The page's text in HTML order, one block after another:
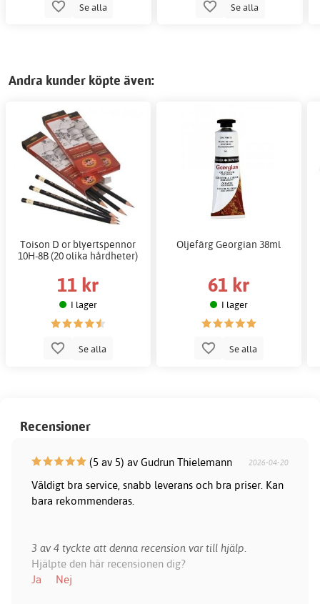
Se alla Se alla
Andra kunder köpte även:
Toison D or blyertspennor
10H-8B (20 olika hårdheter)
11 kr
I lager
Se alla
Oljefärg Georgian 38ml
61 kr
I lager
Se alla
Recensioner
(5 av 5) av Gudrun Thielemann 2026-04-20
Väldigt bra service, snabb leverans och bra priser. Kan
bara rekommenderas.
3 av 4 tyckte att denna recension var till hjälp.
Hjälpte den här recensionen dig?
Ja
Nej